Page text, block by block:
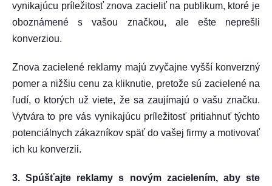
vynikajúcu príležitosť znova zacieliť na publikum, ktoré je
oboznámené s vašou značkou, ale ešte neprešli
konverziou.
Znova zacielené reklamy majú zvyčajne vyšší konverzný
pomer a nižšiu cenu za kliknutie, pretože sú zacielené na
ľudí, o ktorých už viete, že sa zaujímajú o vašu značku.
Vytvára to pre vás vynikajúcu príležitosť pritiahnuť týchto
potenciálnych zákazníkov späť do vašej firmy a motivovať
ich ku konverzii.
3. Spúšťajte reklamy s novým zacielením, aby ste